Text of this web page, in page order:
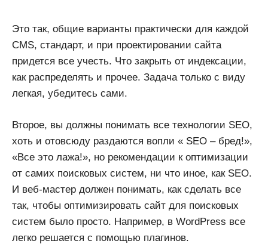
Это так, общие варианты практически для каждой
CMS, стандарт, и при проектировании сайта
придется все учесть. Что закрыть от индексации,
как распределять и прочее. Задача только с виду
легкая, убедитесь сами.
Второе, вы должны понимать все технологии SEO,
хоть и отовсюду раздаются вопли « SEO – бред!»,
«Все это лажа!», но рекомендации к оптимизации
от самих поисковых систем, ни что иное, как SEO.
И веб-мастер должен понимать, как сделать все
так, чтобы оптимизировать сайт для поисковых
систем было просто. Например, в WordPress все
легко решается с помощью плагинов.